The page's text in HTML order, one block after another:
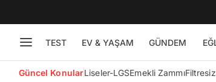
TEST EV & YAŞAM GÜNDEM
Güncel KonularLiseler-LGSEmekli Zammı